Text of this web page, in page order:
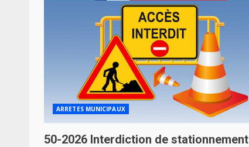
ARRETES MUNICIPAUX
50-2026 Interdiction de stationnement